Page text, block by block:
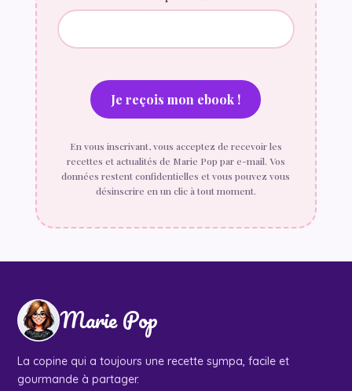
En vous inscrivant, vous acceptez de recevoir les
recettes et actualités de Marie Pop par e-mail. Vos
données restent confidentielles et vous pouvez vous
désinscrire en un clic à tout moment.
Marie Pop
La copine qui a toujours une recette sympa, facile et
gourmande à partager.